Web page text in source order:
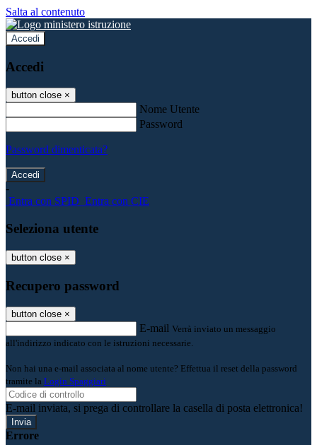
Salta al contenuto
Accedi
Accedi
button close ×
Nome Utente
Password
Password dimenticata?
-
Entra con SPID Entra con CIE
Seleziona utente
button close ×
Recupero password
button close ×
E-mail Verrà inviato un messaggio
all'indirizzo indicato con le istruzioni necessarie.
Non hai una e-mail associata al nome utente? Effettua il reset della password
tramite la Login Spaggiari
E-mail inviata, si prega di controllare la casella di posta elettronica!
Errore